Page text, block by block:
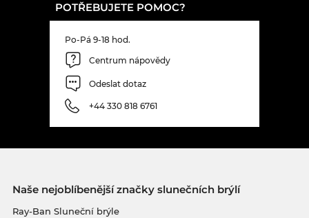
POTŘEBUJETE POMOC?
Po-Pá 9-18 hod.
Centrum nápovědy
Odeslat dotaz
+44 330 818 6761
Naše nejoblíbenější značky slunečních brýlí
Ray-Ban Sluneční brýle